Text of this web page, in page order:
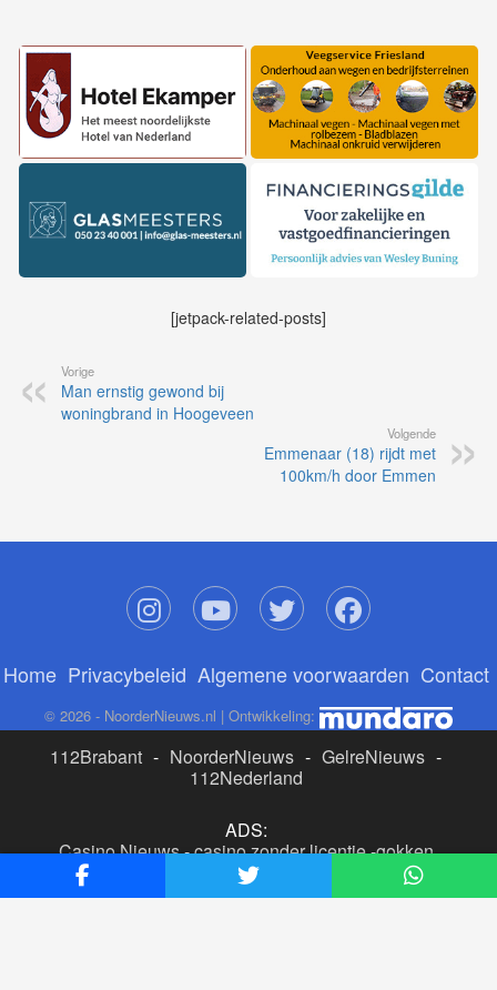
[jetpack-related-posts]
Vorige
Man ernstig gewond bij
woningbrand in Hoogeveen
Volgende
Emmenaar (18) rijdt met
100km/h door Emmen
Home Privacybeleid Algemene voorwaarden Contact
© 2026 - NoorderNieuws.nl | Ontwikkeling:
112Brabant - NoorderNieuws - GelreNieuws -
112Nederland
ADS:
Casino Nieuws-casino zonder licentie-gokken
buitenlandse site
beste online casino nederland